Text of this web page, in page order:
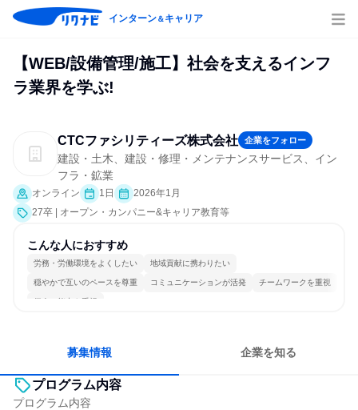
インターン＆キャリア
【WEB/設備管理/施工】社会を支えるインフ
ラ業界を学ぶ!
CTCファシリティーズ株式会社 企業をフォロー
建設・土木、建設・修理・メンテナンスサービス、イン
フラ・鉱業
オンライン 1日
2026年1月
27卒 | オープン・カンパニー&キャリア教育等
こんな人におすすめ
労務・労働環境をよくしたい 地域貢献に携わりたい
穏やかで互いのペースを尊重 コミュニケーションが活発 チームワークを重視
個人の能力を重視
募集情報 企業を知る
プログラム内容
プログラム内容